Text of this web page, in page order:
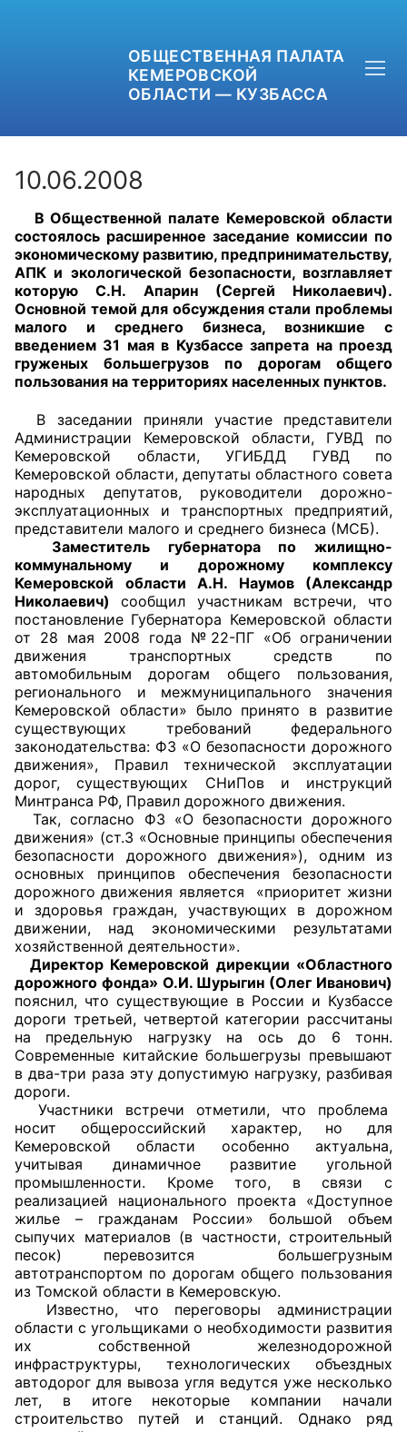
ОБЩЕСТВЕННАЯ ПАЛАТА
КЕМЕРОВСКОЙ
ОБЛАСТИ — КУЗБАССА
+7 (3842) 58-82-40
OPKO42@BK.RU
ОБРАТНАЯ СВЯЗЬ
Главная
Общественные советы
Общественные советы при территориальных
органах федеральных органов
исполнительной власти
Общественные советы по проведению
независимой оценки качества условий
оказания услуг
О Палате
Структура Палаты
Комиссии
Экспертный совет ОП КО
Совет ОП КО
Общественный штаб
Члены ОП КО
Документы ОП КО
Регламент ОП КО
Кодекс этики ОП КО
Положения
Соглашения
Рекомендации
Порядок работы ЦОН
Аппарат ОП КО
УСТАВ ГКУ “АППАРАТ ОП КО”
Доходы руководителя за 2024 г.
10.06.2008
В Общественной палате Кемеровской области
состоялось расширенное заседание комиссии по
экономическому развитию, предпринимательству,
АПК и экологической безопасности, возглавляет
которую С.Н. Апарин (Сергей Николаевич).
Основной темой для обсуждения стали проблемы
малого и среднего бизнеса, возникшие с
введением 31 мая в Кузбассе запрета на проезд
груженых большегрузов по дорогам общего
пользования на территориях населенных пунктов.
В заседании приняли участие представители
Администрации Кемеровской области, ГУВД по
Кемеровской области, УГИБДД ГУВД по
Кемеровской области, депутаты областного совета
народных депутатов, руководители дорожно-
эксплуатационных и транспортных предприятий,
представители малого и среднего бизнеса (МСБ).
Заместитель губернатора по жилищно-
коммунальному и дорожному комплексу
Кемеровской области А.Н. Наумов (Александр
Николаевич) сообщил участникам встречи, что
постановление Губернатора Кемеровской области
от 28 мая 2008 года №22-ПГ «Об ограничении
движения транспортных средств по
автомобильным дорогам общего пользования,
регионального и межмуниципального значения
Кемеровской области» было принято в развитие
существующих требований федерального
законодательства: ФЗ «О безопасности дорожного
движения», Правил технической эксплуатации
дорог, существующих СНиПов и инструкций
Минтранса РФ, Правил дорожного движения.
Так, согласно ФЗ «О безопасности дорожного
движения» (ст.3 «Основные принципы обеспечения
безопасности дорожного движения»), одним из
основных принципов обеспечения безопасности
дорожного движения является «приоритет жизни
и здоровья граждан, участвующих в дорожном
движении, над экономическими результатами
хозяйственной деятельности».
Директор Кемеровской дирекции «Областного
дорожного фонда» О.И. Шурыгин (Олег Иванович)
пояснил, что существующие в России и Кузбассе
дороги третьей, четвертой категории рассчитаны
на предельную нагрузку на ось до 6 тонн.
Современные китайские большегрузы превышают
в два-три раза эту допустимую нагрузку, разбивая
дороги.
Участники встречи отметили, что проблема
носит общероссийский характер, но для
Кемеровской области особенно актуальна,
учитывая динамичное развитие угольной
промышленности. Кроме того, в связи с
реализацией национального проекта «Доступное
жилье – гражданам России» большой объем
сыпучих материалов (в частности, строительный
песок) перевозится большегрузным
автотранспортом по дорогам общего пользования
из Томской области в Кемеровскую.
Известно, что переговоры администрации
области с угольщиками о необходимости развития
их собственной железнодорожной
инфраструктуры, технологических объездных
автодорог для вывоза угля ведутся уже несколько
лет, в итоге некоторые компании начали
строительство путей и станций. Однако ряд